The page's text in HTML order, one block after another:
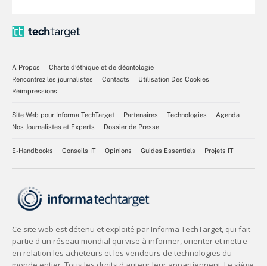
À Propos
Charte d’éthique et de déontologie
Rencontrez les journalistes
Contacts
Utilisation Des Cookies
Réimpressions
Site Web pour Informa TechTarget Partenaires Technologies
Agenda
Nos Journalistes et Experts
Dossier de Presse
E-Handbooks Conseils IT Opinions Guides Essentiels Projets IT